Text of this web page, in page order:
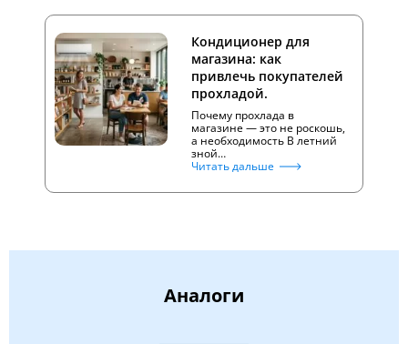
Кондиционер для
магазина: как
привлечь покупателей
прохладой.
Почему прохлада в
магазине — это не роскошь,
а необходимость В летний
зной…
Читать дальше
Аналоги